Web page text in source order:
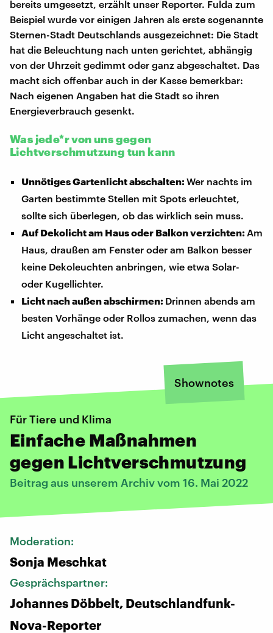
bereits umgesetzt, erzählt unser Reporter. Fulda zum
Beispiel wurde vor einigen Jahren als erste sogenannte
Sternen-Stadt Deutschlands ausgezeichnet: Die Stadt
hat die Beleuchtung nach unten gerichtet, abhängig
von der Uhrzeit gedimmt oder ganz abgeschaltet. Das
macht sich offenbar auch in der Kasse bemerkbar:
Nach eigenen Angaben hat die Stadt so ihren
Energieverbrauch gesenkt.
Was jede*r von uns gegen
Lichtverschmutzung tun kann
Unnötiges Gartenlicht abschalten:Wer nachts im
Garten bestimmte Stellen mit Spots erleuchtet,
sollte sich überlegen, ob das wirklich sein muss.
Auf Dekolicht am Haus oder Balkon verzichten: Am
Haus, draußen am Fenster oder am Balkon besser
keine Dekoleuchten anbringen, wie etwa Solar-
oder Kugellichter.
Licht nach außen abschirmen: Drinnen abends am
besten Vorhänge oder Rollos zumachen, wenn das
Licht angeschaltet ist.
Shownotes
Für Tiere und Klima
Einfache Maßnahmen
gegen Lichtverschmutzung
Beitrag aus unserem Archiv vom 16. Mai 2022
Moderation:
Sonja Meschkat
Gesprächspartner:
Johannes Döbbelt, Deutschlandfunk-
Nova-Reporter